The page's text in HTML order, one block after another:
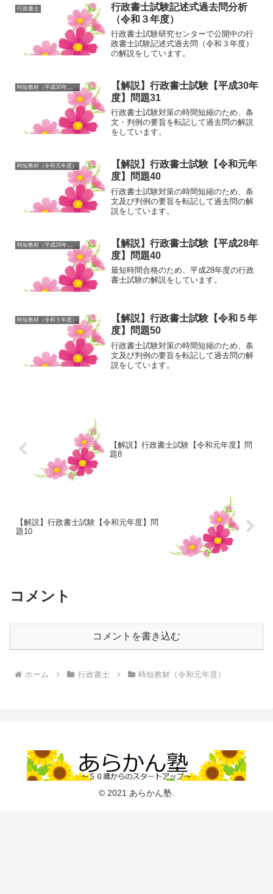
行政書士
行政書士試験記述式過去問分析
（令和３年度）
行政書士試験研究センターで公開中の行
政書士試験記述式過去問（令和３年度）
の解説をしています。
時短教材（平成30年度）
【解説】行政書士試験【平成30年
度】問題31
行政書士試験対策の時間短縮のため、条
文・判例の要旨を転記して過去問の解説
をしています。
時短教材（令和元年度）
【解説】行政書士試験【令和元年
度】問題40
行政書士試験対策の時間短縮のため、条
文及び判例の要旨を転記して過去問の解
説をしています。
【解説】行政書士試験【平成28年
度】問題40
最短時間合格のため、平成28年度の行政
書士試験の解説をしています。
時短教材（令和５年度）
【解説】行政書士試験【令和５年
度】問題50
行政書士試験対策の時間短縮のため、条
文及び判例の要旨を転記して過去問の解
説をしています。
【解説】行政書士試験【令和元年度】問
題8
【解説】行政書士試験【令和元年度】問
題10
コメント
コメントを書き込む
ホーム 行政書士 時短教材（令和元年度）
© 2021 あらかん塾.